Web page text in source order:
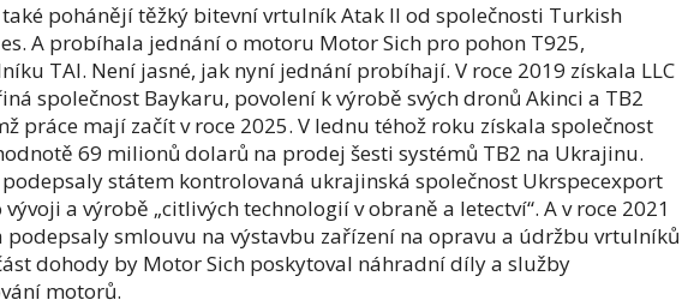
pohánějí těžký bitevní vrtulník Atak II od společnosti Turkish
A probíhala jednání o motoru Motor Sich pro pohon T925,
TAI. Není jasné, jak nyní jednání probíhají. V roce 2019 získala LLC
společnost Baykaru, povolení k výrobě svých dronů Akinci a TB2
práce mají začít v roce 2025. V lednu téhož roku získala společnost
69 milionů dolarů na prodej šesti systémů TB2 na Ukrajinu.
státem kontrolovaná ukrajinská společnost Ukrspecexport
a výrobě „citlivých technologií v obraně a letectví“. A v roce 2021
podepsaly smlouvu na výstavbu zařízení na opravu a údržbu vrtulníků
dohody by Motor Sich poskytoval náhradní díly a služby
motorů.